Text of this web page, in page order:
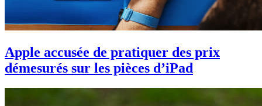
Apple accusée de pratiquer des prix
démesurés sur les pièces d’iPad